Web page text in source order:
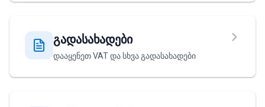
გადასახადები
დააყენეთ VAT და სხვა გადასახადები